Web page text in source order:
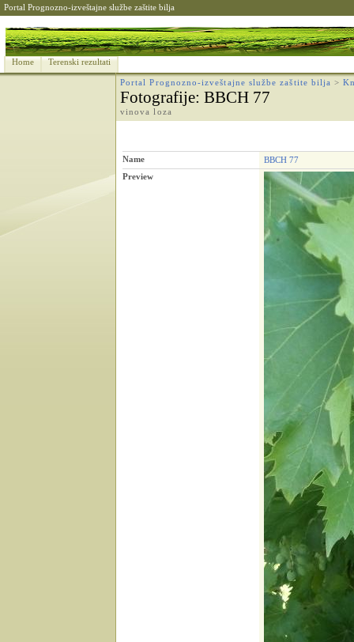
Portal Prognozno-izveštajne službe zaštite bilja
Home Terenski rezultati
Portal Prognozno-izveštajne službe zaštite bilja >
Fotografije: BBCH 77
vinova loza
Name
BBCH 77
Preview